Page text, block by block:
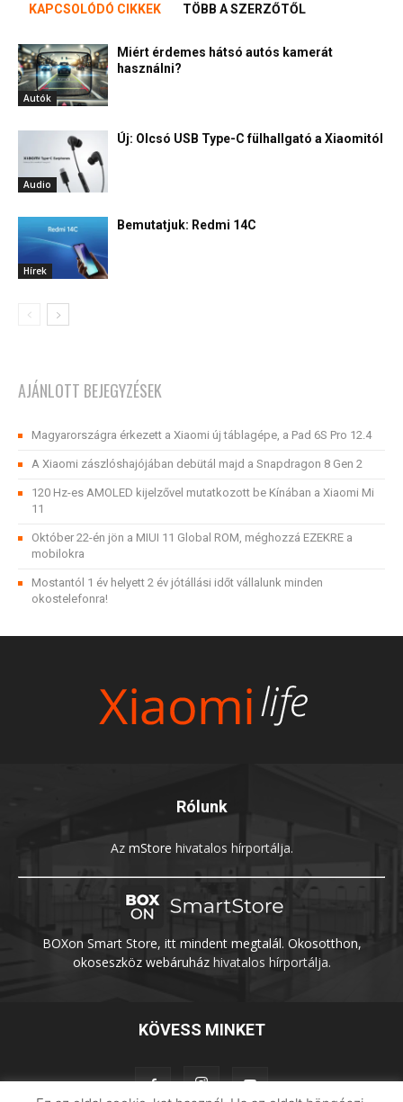
KAPCSOLÓDÓ CIKKEK TÖBB A SZERZŐTŐL
Autók
Miért érdemes hátsó autós kamerát
használni?
Audio
Új: Olcsó USB Type-C fülhallgató a Xiaomitól
Hírek
Bemutatjuk: Redmi 14C
AJÁNLOTT BEJEGYZÉSEK
Magyarországra érkezett a Xiaomi új táblagépe, a Pad 6S Pro 12.4
A Xiaomi zászlóshajójában debütál majd a Snapdragon 8 Gen 2
120 Hz-es AMOLED kijelzővel mutatkozott be Kínában a Xiaomi Mi
11
Október 22-én jön a MIUI 11 Global ROM, méghozzá EZEKRE a
mobilokra
Mostantól 1 év helyett 2 év jótállási időt vállalunk minden
okostelefonra!
Rólunk
Az mStore hivatalos hírportálja.
BOXon Smart Store, itt mindent megtalál. Okosotthon,
okoseszköz webáruházhivatalos hírportálja.
KÖVESS MINKET